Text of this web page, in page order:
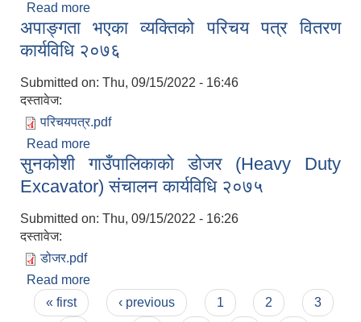
Read more
२०७८
अपाङ्गता भएका व्यक्तिको परिचय पत्र वितरण
कार्यविधि २०७६
Submitted on: Thu, 09/15/2022 - 16:46
दस्तावेज:
परिचयपत्र.pdf
Read more
कार्यविधि २०७६
सुनकोशी गाउँपालिकाको डोजर (Heavy Duty
Excavator) संचालन कार्यविधि २०७५
Submitted on: Thu, 09/15/2022 - 16:26
दस्तावेज:
डोजर.pdf
Read more
Excavator) संचालन कार्यविधि २०७५
Pages
« first ‹ previous 1 2
3